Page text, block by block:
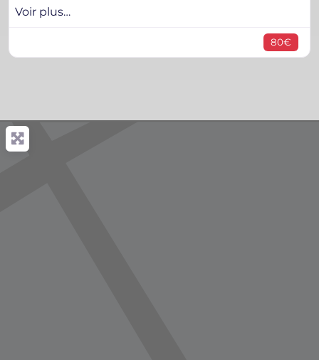
Voir plus…
80€